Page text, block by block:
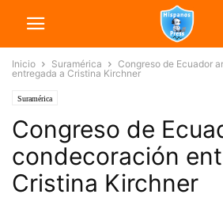
Inicio Suramérica
Congreso de Ecuador
entregada a Cristina Kirchner
Suramérica
Congreso de
condecoración
Cristina Kirchner